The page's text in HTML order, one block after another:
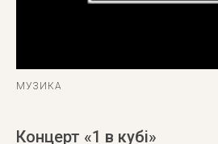
МУЗИКА
Концерт «1 в кубі»